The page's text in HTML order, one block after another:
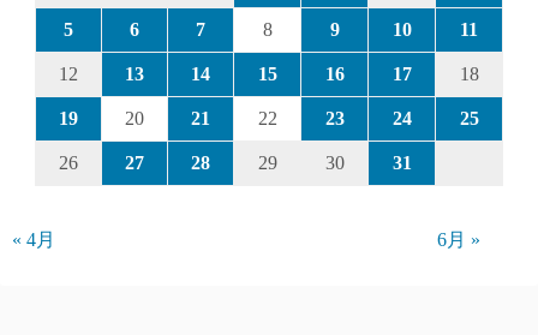
5 6 7 8 9 10 11
12 13 14 15 16 17 18
19 20 21 22 23 24 25
26 27 28 29 30 31
« 4月 6月 »